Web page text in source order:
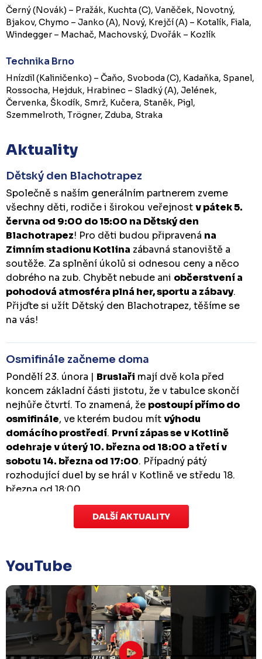
Černý (Novák) – Pražák, Kuchta (C), Vaněček, Novotný,
Bjakov, Chymo – Janko (A), Nový, Krejčí (A) – Kotalík, Fiala,
Windegger – Machač, Machovský, Dvořák – Kozlík
Technika Brno
Hnízdil (Kaliničenko) – Čaňo, Svoboda (C), Kadaňka, Spanel,
Rossocha, Hejduk, Hrabinec – Sladký (A), Jelének,
Červenka, Škodík, Smrž, Kučera, Staněk, Pigl,
Szemmelroth, Trögner, Zduba, Straka
Aktuality
Dětský den Blachotrapez
Společně s naším generálním partnerem zveme
všechny děti, rodiče i širokou veřejnostv pátek 5.
června od 9:00 do 15:00 na Dětský den
Blachotrapez! Pro děti budou připravená na
Zimním stadionu Kotlina zábavná stanoviště a
soutěže. Za splnění úkolů si odnesou ceny a něco
dobrého na zub. Chybět nebude ani občerstvení a
pohodová atmosféra plná her, sportu a zábavy.
Přijďte si užít Dětský den Blachotrapez, těšíme se
na vás!
Osmifinále začneme doma
Pondělí 23. února | Bruslaři mají dvě kola před
koncem základní části jistotu, že v tabulce skončí
nejhůře čtvrtí. To znamená, že postoupí přímo do
osmifinále, ve kterém budou mítvýhodu
domácího prostředí. První zápas se v Kotlině
odehraje v úterý 10. března od 18:00 a třetí v
sobotu 14. března od 17:00. Případný pátý
rozhodující duel by se hrál v Kotlině ve středu 18.
března od 18:00.
Zápas dorostu je odložen
které se mělo odehrát v pátek 30. ledna ve 14:15,
odloženo!Odehraje se v náhradním termínu, o
kterém se bude jednat.
Náhradní termín 32. kola
Úterý 27. ledna | Utkání 32. kola v Písku
, které se
DALŠÍ AKTUALITY
YouTube